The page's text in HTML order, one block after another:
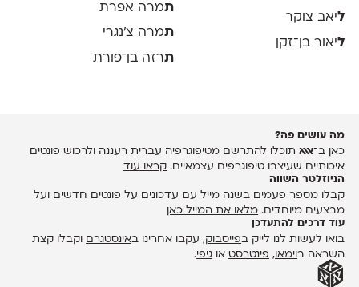
ליאב צוקר
ליאור בן־זקן
תמרה אפרת
תמרה צ׳נגרי
תרזה בן־פורת
מה עושים פה?
כאן ב־אאאתוכלו להתרשם מטיפוגרפיה עברית רעננה ולרכוש פונטים
איכותיים שעיצבו טיפוגרפים עצמאיים. קראו עוד
הניוזלטר השווה
קבלו מספר פעמים בשנה מייל עם עדכונים על פונטים חדשים ועל
מבצעים מיוחדים. מלאו את המייל כאן
עוד דרכים להתעדכן
בואו לעשות לנו לייק בפייסבוק, עקבו אחרינו באינסטגרם
וקבלו קצת
השראה בוימאו , פינטרסטאו גיפי.